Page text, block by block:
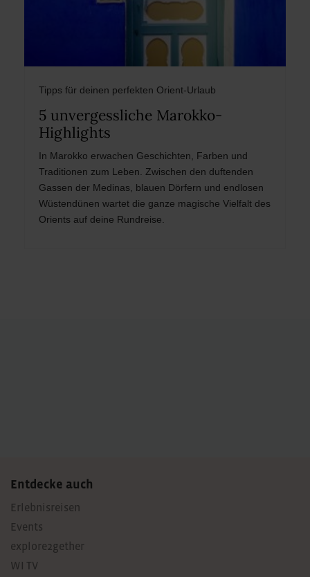
Tipps für deinen perfekten Orient-Urlaub
5 unvergessliche Marokko-
Highlights
In Marokko erwachen Geschichten, Farben und
Traditionen zum Leben. Zwischen den duftenden
Gassen der Medinas, blauen Dörfern und endlosen
Wüstendünen wartet die ganze magische Vielfalt des
Orients auf deine Rundreise.
Entdecke auch
Erlebnisreisen
Events
explore2gether
WI TV